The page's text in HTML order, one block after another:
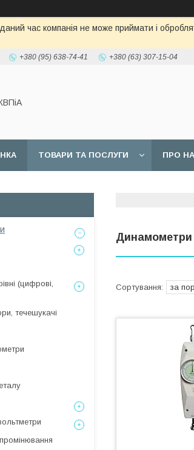
час компанія не може приймати і
+380 (95) 638-74-41 +380 (63) 307-15-04
ТОВАРИ ТА ПОСЛУГИ ПРО
Динамометри
(цифрові,
течешукачі